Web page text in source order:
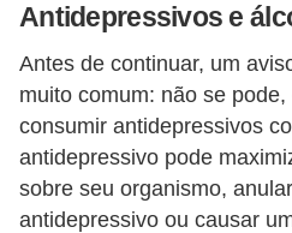
Antidepressivos e
Antes de continuar, um
muito comum: não se
consumir antidepressivos
antidepressivo pode
sobre seu organismo,
antidepressivo ou causar
i
n
a
i
s
S